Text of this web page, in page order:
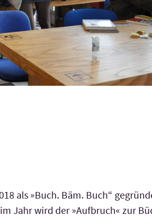
als »Buch. Bäm. Buch“
Jahr wird der »Aufbruch« zur